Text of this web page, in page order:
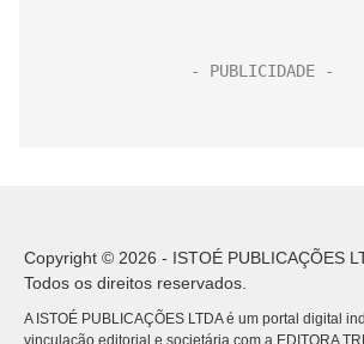
Copyright © 2026 - ISTOÉ PUBLICAÇÕES
Todos os direitos reservados.
A ISTOÉ PUBLICAÇÕES LTDA é um portal digital
vinculação editorial e societária com a EDITORA